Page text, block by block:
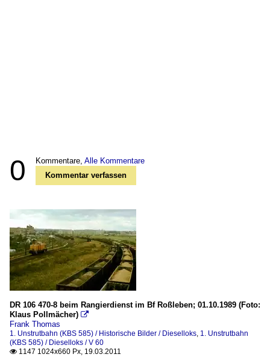
0 Kommentare, Alle Kommentare
Kommentar verfassen
DR 106 470-8 beim Rangierdienst im Bf Roßleben; 01.10.1989 (Foto:
Klaus Pollmächer) 
Frank Thomas
1. Unstrutbahn (KBS 585) / Historische Bilder / Dieselloks, 1. Unstrutbahn
(KBS 585) / Dieselloks / V 60
 1147 1024x660 Px, 19.03.2011